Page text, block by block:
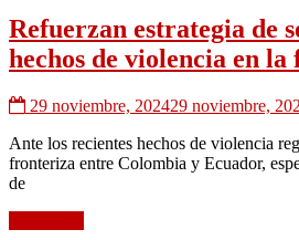
Refuerzan estrategia de
hechos de violencia en
29 noviembre, 202429 noviembre,
Ante los recientes hechos de violencia
fronteriza entre Colombia y Ecuador,
de